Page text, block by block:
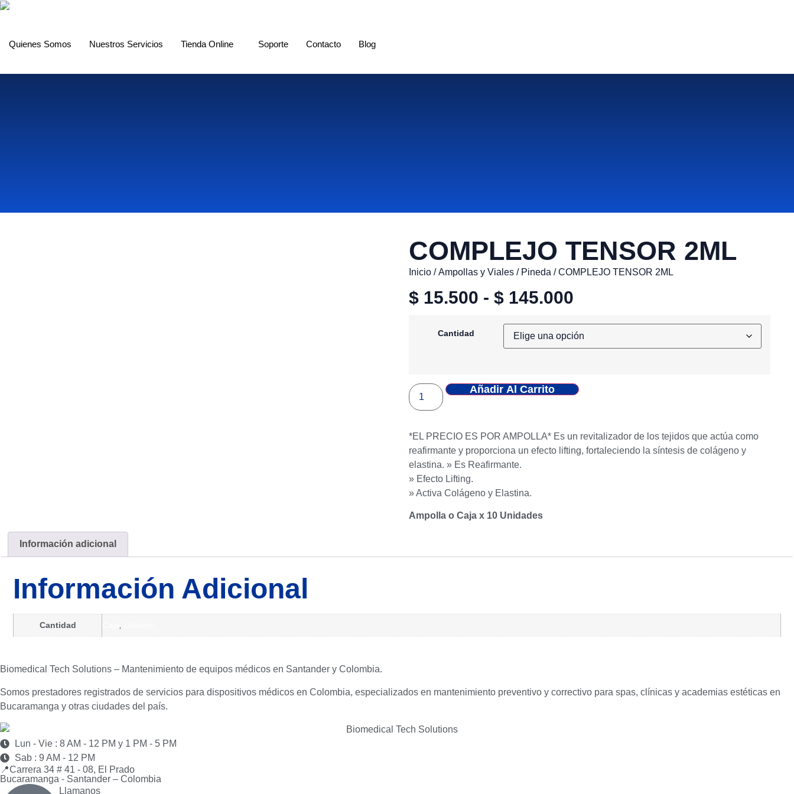
Quienes Somos Nuestros Servicios Tienda Online Soporte Contacto Blog
COMPLEJO TENSOR 2ML
Inicio /Ampollas y Viales / Pineda / COMPLEJO TENSOR 2ML
$ 15.500 - $ 145.000
Cantidad
Añadir Al Carrito
*EL PRECIO ES POR AMPOLLA* Es un revitalizador de los tejidos que actúa como
reafirmante y proporciona un efecto lifting, fortaleciendo la síntesis de colágeno y
elastina. » Es Reafirmante.
» Efecto Lifting.
» Activa Colágeno y Elastina.
Ampolla o Caja x 10 Unidades
Información adicional
Información Adicional
Cantidad
Biomedical Tech Solutions – Mantenimiento de equipos médicos en Santander y Colombia.
Somos prestadores registrados de servicios para dispositivos médicos en Colombia, especializados en mantenimiento preventivo y correctivo para spas, clínicas y academias estéticas en
Bucaramanga y otras ciudades del país.
Lun - Vie : 8 AM - 12 PM y 1 PM - 5 PM
Sab : 9 AM - 12 PM
📍Carrera 34 # 41 - 08, El Prado
Bucaramanga - Santander – Colombia
Llamanos